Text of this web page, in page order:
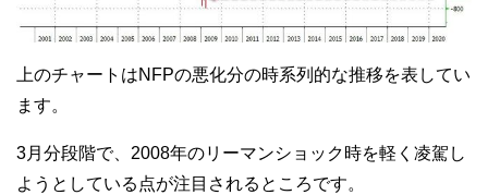
上のチャートはNFPの悪化分の時系列的な推移を表してい
ます。
3月分段階で、2008年のリーマンショック時を軽く凌駕し
ようとしている点が注目されるところです。